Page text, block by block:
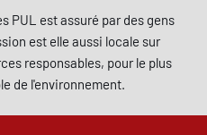
PUL est assuré par des gens
est elle aussi locale sur
responsables, pour le plus
de l'environnement.